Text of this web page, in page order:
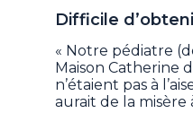
Difficile
« Notre pédiatre
Maison Catherine
n’étaient pas à
aurait de la misère